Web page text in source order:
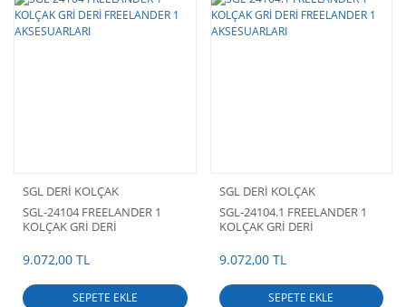
SGL DERİ KOLÇAK
SGL-24104 FREELANDER 1
KOLÇAK GRİ DERİ
9.072,00 TL
SEPETE EKLE
SGL DERİ KOLÇAK
SGL-24104.1 FREELANDER 1
KOLÇAK GRİ DERİ
9.072,00 TL
SEPETE EKLE